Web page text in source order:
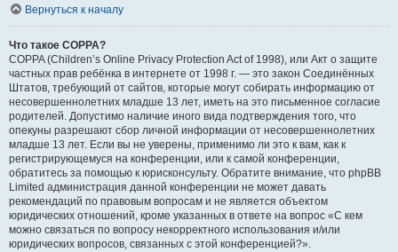
Вернуться к началу
Что такое COPPA?
COPPA (Children’s Online Privacy Protection Act of 1998), или Акт о защите
частных прав ребёнка в интернете от 1998 г. — это закон Соединённых
Штатов, требующий от сайтов, которые могут собирать информацию от
несовершеннолетних младше 13 лет, иметь на это письменное согласие
родителей. Допустимо наличие иного вида подтверждения того, что
опекуны разрешают сбор личной информации от несовершеннолетних
младше 13 лет. Если вы не уверены, применимо ли это к вам, как к
регистрирующемуся на конференции, или к самой конференции,
обратитесь за помощью к юрисконсульту. Обратите внимание, что phpBB
Limited администрация данной конференции не может давать
рекомендаций по правовым вопросам и не является объектом
юридических отношений, кроме указанных в ответе на вопрос «С кем
можно связаться по вопросу некорректного использования и/или
юридических вопросов, связанных с этой конференцией?».